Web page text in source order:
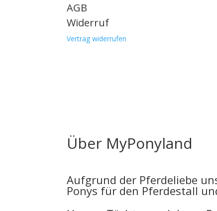
AGB
Widerruf
Vertrag widerrufen
Über MyPonyland
Aufgrund der Pferdeliebe
Ponys für den Pferdestall